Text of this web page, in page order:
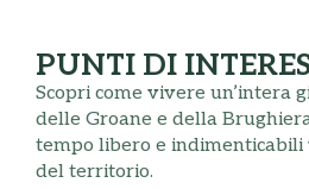
PUNTI DI
Scopri come vivere un’intera
delle Groane e della
tempo libero e indimenticabili
del territorio.